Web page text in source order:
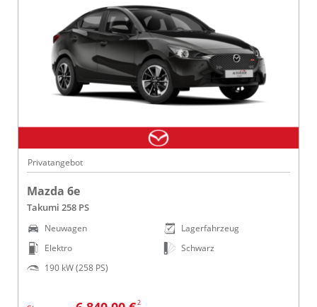
Privatangebot
Mazda 6e
Takumi 258 PS
Neuwagen
Elektro
190 kW (258 PS)
Lagerfahrzeug
Schwarz
2